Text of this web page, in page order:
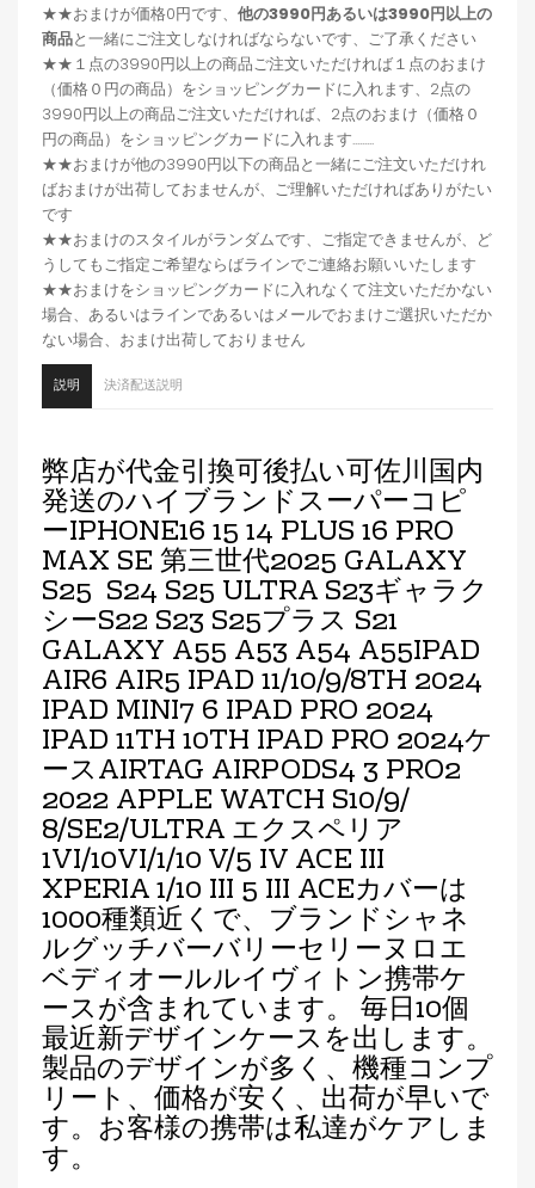
★★おまけが価格0円です、 他の3990円あるいは3990円以上の
商品と一緒にご注文しなければならないです、ご了承ください
★★１点の3990円以上の商品ご注文いただければ１点のおまけ
（価格０円の商品）をショッピングカードに入れます、2点の
3990円以上の商品ご注文いただければ、2点のおまけ（価格０
円の商品）をショッピングカードに入れます.........
★★おまけが他の3990円以下の商品と一緒にご注文いただけれ
ばおまけが出荷しておませんが、ご理解いただければありがたい
です
★★おまけのスタイルがランダムです、ご指定できませんが、ど
うしてもご指定ご希望ならばラインでご連絡お願いいたします
★★おまけをショッピングカードに入れなくて注文いただかない
場合、あるいはラインであるいはメールでおまけご選択いただか
ない場合、おまけ出荷しておりません
説明 決済配送説明
弊店が代金引換可後払い可佐川国内
発送のハイブランドスーパーコピ
ーIPHONE16 15 14 PLUS 16 PRO
MAX SE 第三世代2025 GALAXY
S25 S24 S25 ULTRA S23ギャラク
シーS22 S23 S25プラス S21
GALAXY A55 A53 A54 A55IPAD
AIR6 AIR5 IPAD 11/10/9/8TH 2024
IPAD MINI7 6 IPAD PRO 2024
IPAD 11TH 10TH IPAD PRO 2024ケ
ースAIRTAG AIRPODS4 3 PRO2
2022 APPLE WATCH S10/9/
8/SE2/ULTRA エクスペリア
1VI/10VI/1/10 V/5 IV ACE III
XPERIA 1/10 III 5 III ACEカバーは
1000種類近くで、ブランドシャネ
ルグッチバーバリーセリーヌロエ
ベディオールルイヴィトン携帯ケ
ースが含まれています。 毎日10個
最近新デザインケースを出します。
製品のデザインが多く、機種コンプ
リート、価格が安く、出荷が早いで
す。お客様の携帯は私達がケアしま
す。